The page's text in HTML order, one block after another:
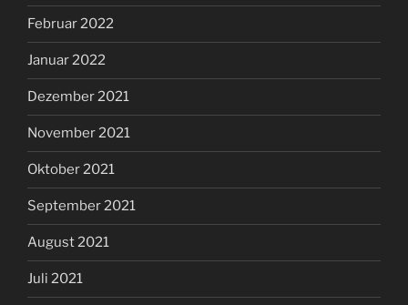
Februar 2022
Januar 2022
Dezember 2021
November 2021
Oktober 2021
September 2021
August 2021
Juli 2021